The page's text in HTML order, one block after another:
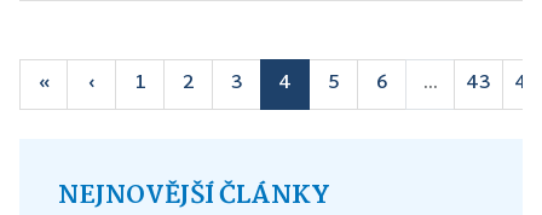
« ‹ 1 2 3 4 5 6 ... 43 44
NEJNOVĚJŠÍ ČLÁNKY